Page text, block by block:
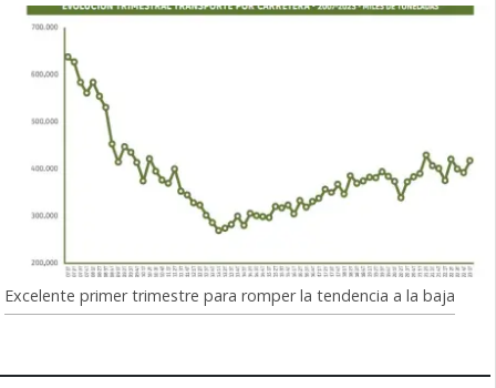
Excelente primer trimestre para romper la tendencia a la baja